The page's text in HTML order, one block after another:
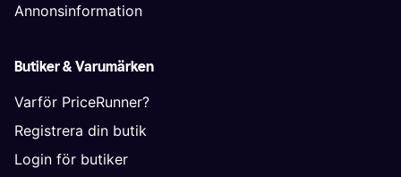
Annonsinformation
Butiker & Varumärken
Varför PriceRunner?
Registrera din butik
Login för butiker